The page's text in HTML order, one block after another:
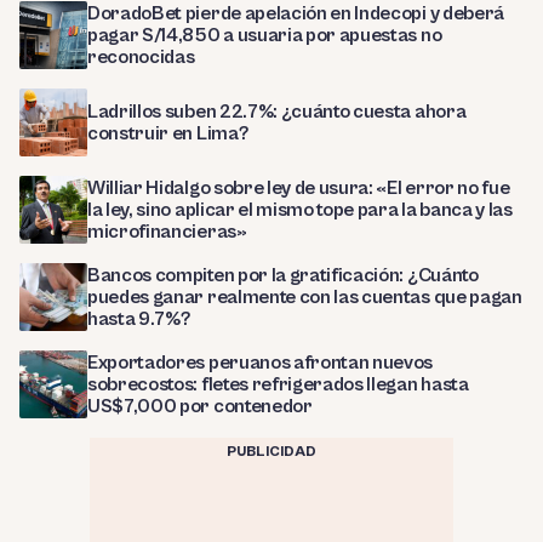
DoradoBet pierde apelación en Indecopi y deberá
pagar S/14,850 a usuaria por apuestas no
reconocidas
Ladrillos suben 22.7%: ¿cuánto cuesta ahora
construir en Lima?
Williar Hidalgo sobre ley de usura: «El error no fue
la ley, sino aplicar el mismo tope para la banca y las
microfinancieras»
Bancos compiten por la gratificación: ¿Cuánto
puedes ganar realmente con las cuentas que pagan
hasta 9.7%?
Exportadores peruanos afrontan nuevos
sobrecostos: fletes refrigerados llegan hasta
US$7,000 por contenedor
PUBLICIDAD